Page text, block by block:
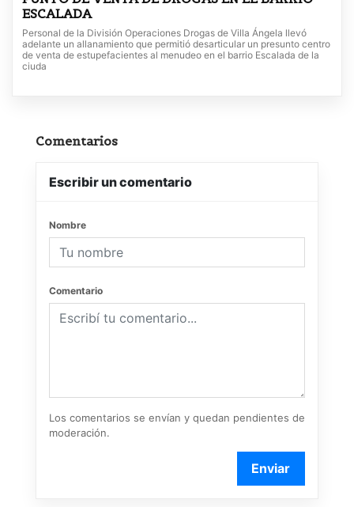
ESCALADA
Personal de la División Operaciones Drogas de Villa Ángela llevó
adelante un allanamiento que permitió desarticular un presunto centro
de venta de estupefacientes al menudeo en el barrio Escalada de la
ciuda
Comentarios
Escribir un comentario
Nombre
Comentario
Los comentarios se envían y quedan pendientes de
moderación.
Enviar